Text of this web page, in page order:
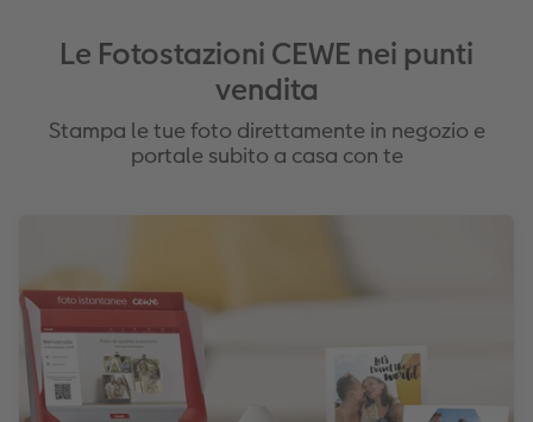
Le Fotostazioni CEWE nei punti
vendita
Stampa le tue foto direttamente in negozio e
portale subito a casa con te